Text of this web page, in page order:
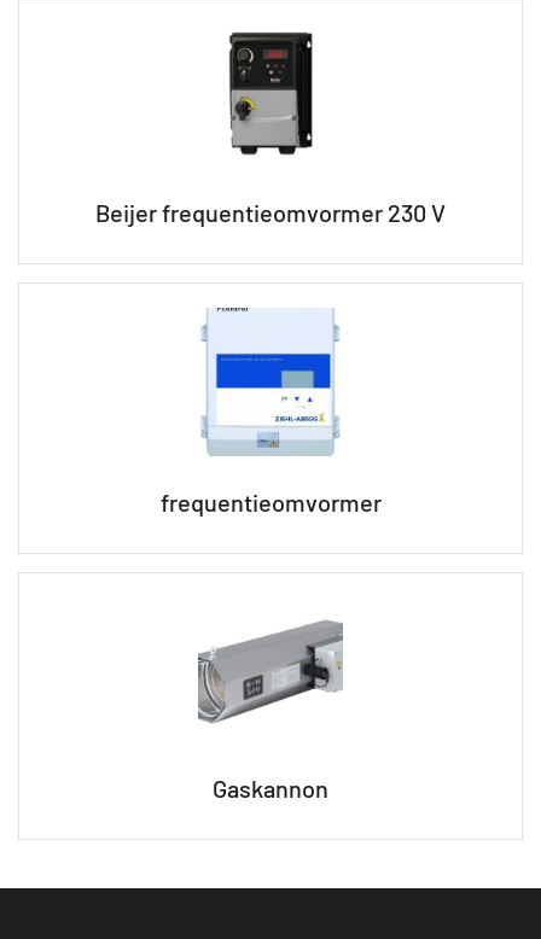
Beijer frequentieomvormer 230 V
frequentieomvormer
Gaskannon